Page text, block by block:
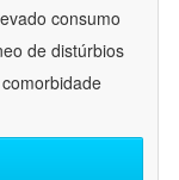
consumo
de distúrbios